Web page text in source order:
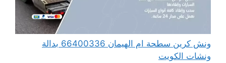
ونش كرين سطحة ام الهيمان 66400336 بدالة
ونشات الكويت